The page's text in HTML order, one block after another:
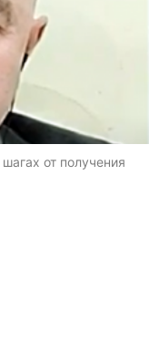
от получения